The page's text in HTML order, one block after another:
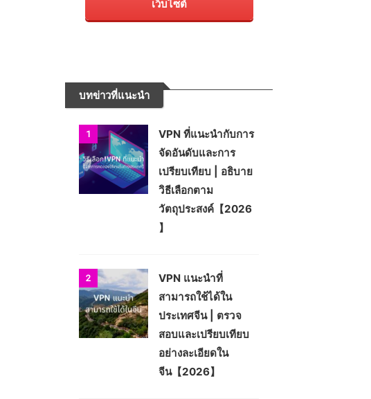
เว็บไซต์
บทข่าวที่แนะนำ
1
VPN ที่แนะนำกับการ
จัดอันดับและการ
เปรียบเทียบ | อธิบาย
วิธีเลือกตาม
วัตถุประสงค์【2026
】
2
VPN แนะนำที่
สามารถใช้ได้ใน
ประเทศจีน | ตรวจ
สอบและเปรียบเทียบ
อย่างละเอียดใน
จีน【2026】